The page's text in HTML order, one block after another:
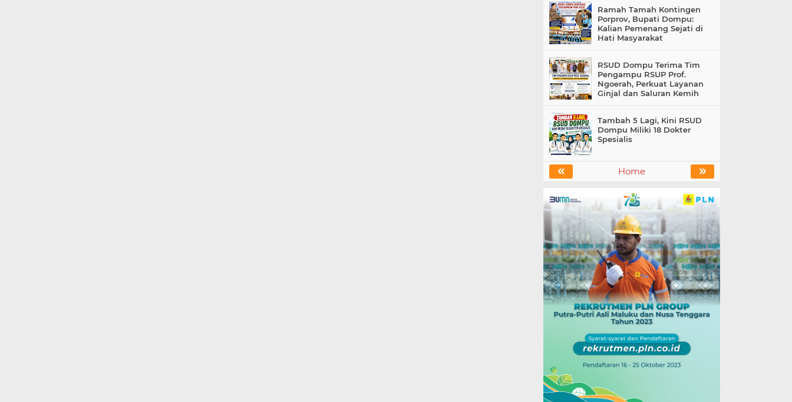
Ramah Tamah Kontingen
Porprov, Bupati Dompu:
Kalian Pemenang Sejati di
Hati Masyarakat
RSUD Dompu Terima Tim
Pengampu RSUP Prof.
Ngoerah, Perkuat Layanan
Ginjal dan Saluran Kemih
Tambah 5 Lagi, Kini RSUD
Dompu Miliki 18 Dokter
Spesialis
« »
Home